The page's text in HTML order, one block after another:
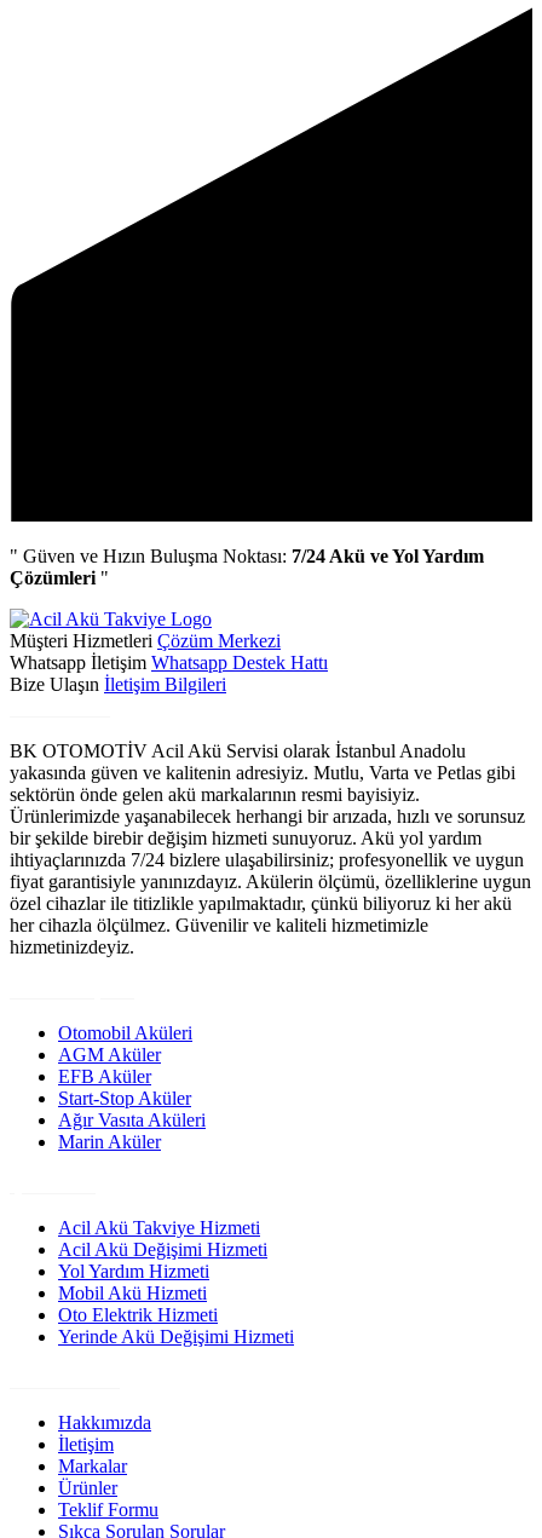
" Güven ve Hızın Buluşma Noktası: 7/24 Akü ve Yol Yardım
Çözümleri "
Müşteri Hizmetleri Çözüm Merkezi
Whatsapp İletişim Whatsapp Destek Hattı
Bize Ulaşın İletişim Bilgileri
BK OTOMOTİV Acil Akü Servisi olarak İstanbul Anadolu
yakasında güven ve kalitenin adresiyiz. Mutlu, Varta ve Petlas gibi
sektörün önde gelen akü markalarının resmi bayisiyiz.
Ürünlerimizde yaşanabilecek herhangi bir arızada, hızlı ve sorunsuz
bir şekilde birebir değişim hizmeti sunuyoruz. Akü yol yardım
ihtiyaçlarınızda 7/24 bizlere ulaşabilirsiniz; profesyonellik ve uygun
fiyat garantisiyle yanınızdayız. Akülerin ölçümü, özelliklerine uygun
özel cihazlar ile titizlikle yapılmaktadır, çünkü biliyoruz ki her akü
her cihazla ölçülmez. Güvenilir ve kaliteli hizmetimizle
hizmetinizdeyiz.
Otomobil Aküleri
AGM Aküler
EFB Aküler
Start-Stop Aküler
Ağır Vasıta Aküleri
Marin Aküler
Acil Akü Takviye Hizmeti
Acil Akü Değişimi Hizmeti
Yol Yardım Hizmeti
Mobil Akü Hizmeti
Oto Elektrik Hizmeti
Yerinde Akü Değişimi Hizmeti
Hakkımızda
İletişim
Markalar
Ürünler
Teklif Formu
Sıkça Sorulan Sorular